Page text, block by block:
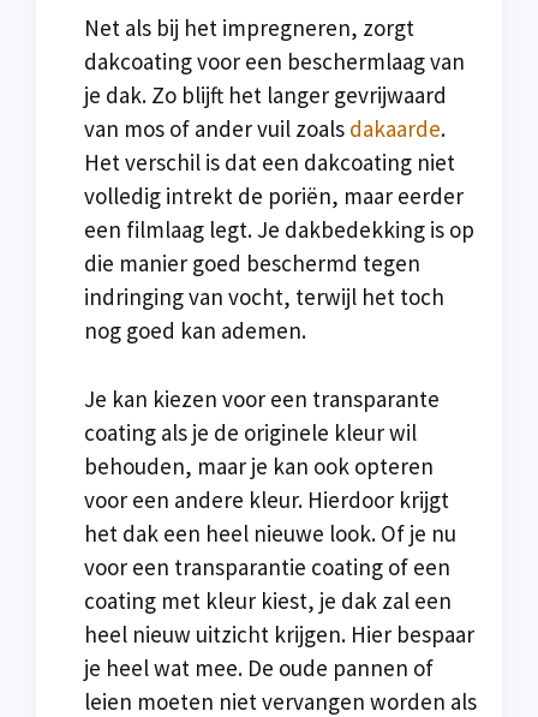
Net als bij het impregneren, zorgt
dakcoating voor een beschermlaag van
je dak. Zo blijft het langer gevrijwaard
van mos of ander vuil zoals dakaarde.
Het verschil is dat een dakcoating niet
volledig intrekt de poriën, maar eerder
een filmlaag legt. Je dakbedekking is op
die manier goed beschermd tegen
indringing van vocht, terwijl het toch
nog goed kan ademen.
Je kan kiezen voor een transparante
coating als je de originele kleur wil
behouden, maar je kan ook opteren
voor een andere kleur. Hierdoor krijgt
het dak een heel nieuwe look. Of je nu
voor een transparantie coating of een
coating met kleur kiest, je dak zal een
heel nieuw uitzicht krijgen. Hier bespaar
je heel wat mee. De oude pannen of
leien moeten niet vervangen worden als